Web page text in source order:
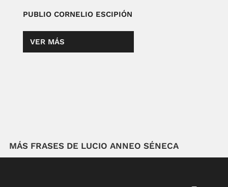
PUBLIO CORNELIO ESCIPIÓN
VER MÁS
MÁS FRASES DE LUCIO ANNEO SÉNECA